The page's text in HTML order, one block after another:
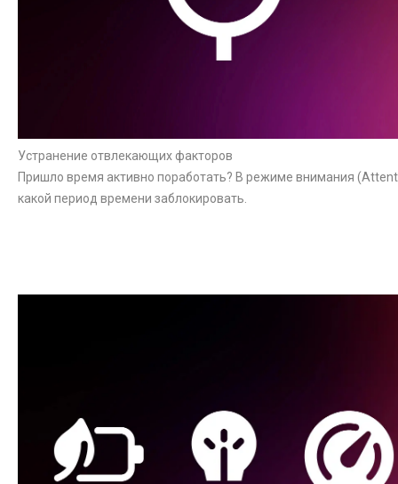
Устранение отвлекающих факторов
Пришло время активно поработать? В режиме внимания
какой период времени заблокировать.